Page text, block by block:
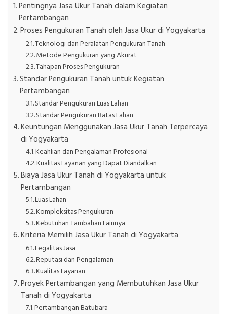
Pentingnya Jasa Ukur Tanah dalam Kegiatan
Pertambangan
Proses Pengukuran Tanah oleh Jasa Ukur di Yogyakarta
Teknologi dan Peralatan Pengukuran Tanah
Metode Pengukuran yang Akurat
Tahapan Proses Pengukuran
Standar Pengukuran Tanah untuk Kegiatan
Pertambangan
Standar Pengukuran Luas Lahan
Standar Pengukuran Batas Lahan
Keuntungan Menggunakan Jasa Ukur Tanah Terpercaya
di Yogyakarta
Keahlian dan Pengalaman Profesional
Kualitas Layanan yang Dapat Diandalkan
Biaya Jasa Ukur Tanah di Yogyakarta untuk
Pertambangan
Luas Lahan
Kompleksitas Pengukuran
Kebutuhan Tambahan Lainnya
Kriteria Memilih Jasa Ukur Tanah di Yogyakarta
Legalitas Jasa
Reputasi dan Pengalaman
Kualitas Layanan
Proyek Pertambangan yang Membutuhkan Jasa Ukur
Tanah di Yogyakarta
Pertambangan Batubara